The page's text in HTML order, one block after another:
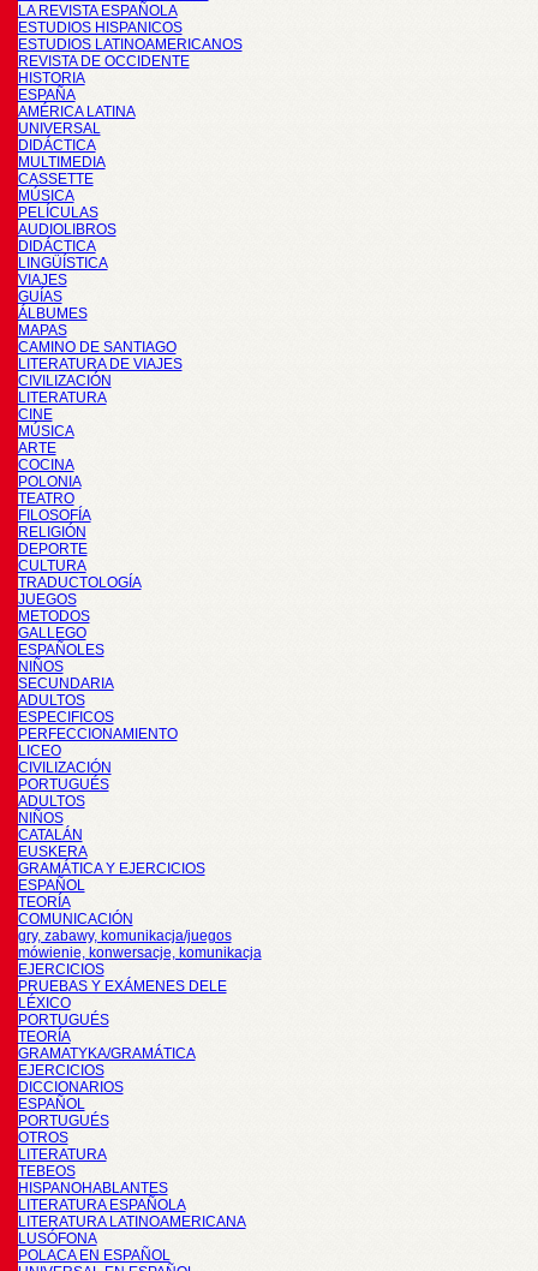
LA REVISTA ESPAÑOLA
ESTUDIOS HISPANICOS
ESTUDIOS LATINOAMERICANOS
REVISTA DE OCCIDENTE
HISTORIA
ESPAÑA
AMÉRICA LATINA
UNIVERSAL
DIDÁCTICA
MULTIMEDIA
CASSETTE
MÚSICA
PELÍCULAS
AUDIOLIBROS
DIDÁCTICA
LINGÜÍSTICA
VIAJES
GUÍAS
ÁLBUMES
MAPAS
CAMINO DE SANTIAGO
LITERATURA DE VIAJES
CIVILIZACIÓN
LITERATURA
CINE
MÚSICA
ARTE
COCINA
POLONIA
TEATRO
FILOSOFÍA
RELIGIÓN
DEPORTE
CULTURA
TRADUCTOLOGÍA
JUEGOS
METODOS
GALLEGO
ESPAÑOLES
NIÑOS
SECUNDARIA
ADULTOS
ESPECIFICOS
PERFECCIONAMIENTO
LICEO
CIVILIZACIÓN
PORTUGUÉS
ADULTOS
NIÑOS
CATALÁN
EUSKERA
GRAMÁTICA Y EJERCICIOS
ESPAÑOL
TEORÍA
COMUNICACIÓN
gry, zabawy, komunikacja/juegos
mówienie, konwersacje, komunikacja
EJERCICIOS
PRUEBAS Y EXÁMENES DELE
LÉXICO
PORTUGUÉS
TEORÍA
GRAMATYKA/GRAMÁTICA
EJERCICIOS
DICCIONARIOS
ESPAÑOL
PORTUGUÉS
OTROS
LITERATURA
TEBEOS
HISPANOHABLANTES
LITERATURA ESPAÑOLA
LITERATURA LATINOAMERICANA
LUSÓFONA
POLACA EN ESPAÑOL